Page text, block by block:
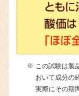
※ この試験は製
おいて成分の
実際にその期